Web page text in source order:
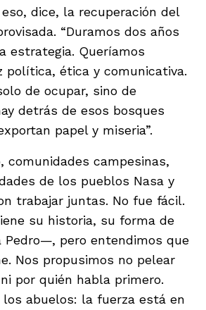
eso, dice, la recuperación del
“Duramos dos años
estrategia. Queríamos
política, ética y comunicativa.
de ocupar, sino de
detrás de esos bosques
papel y miseria”.
comunidades campesinas,
de los pueblos Nasa y
trabajar juntas. No fue fácil.
su historia, su forma de
pero entendimos que
Nos propusimos no pelear
por quién habla primero.
los abuelos: la fuerza está en